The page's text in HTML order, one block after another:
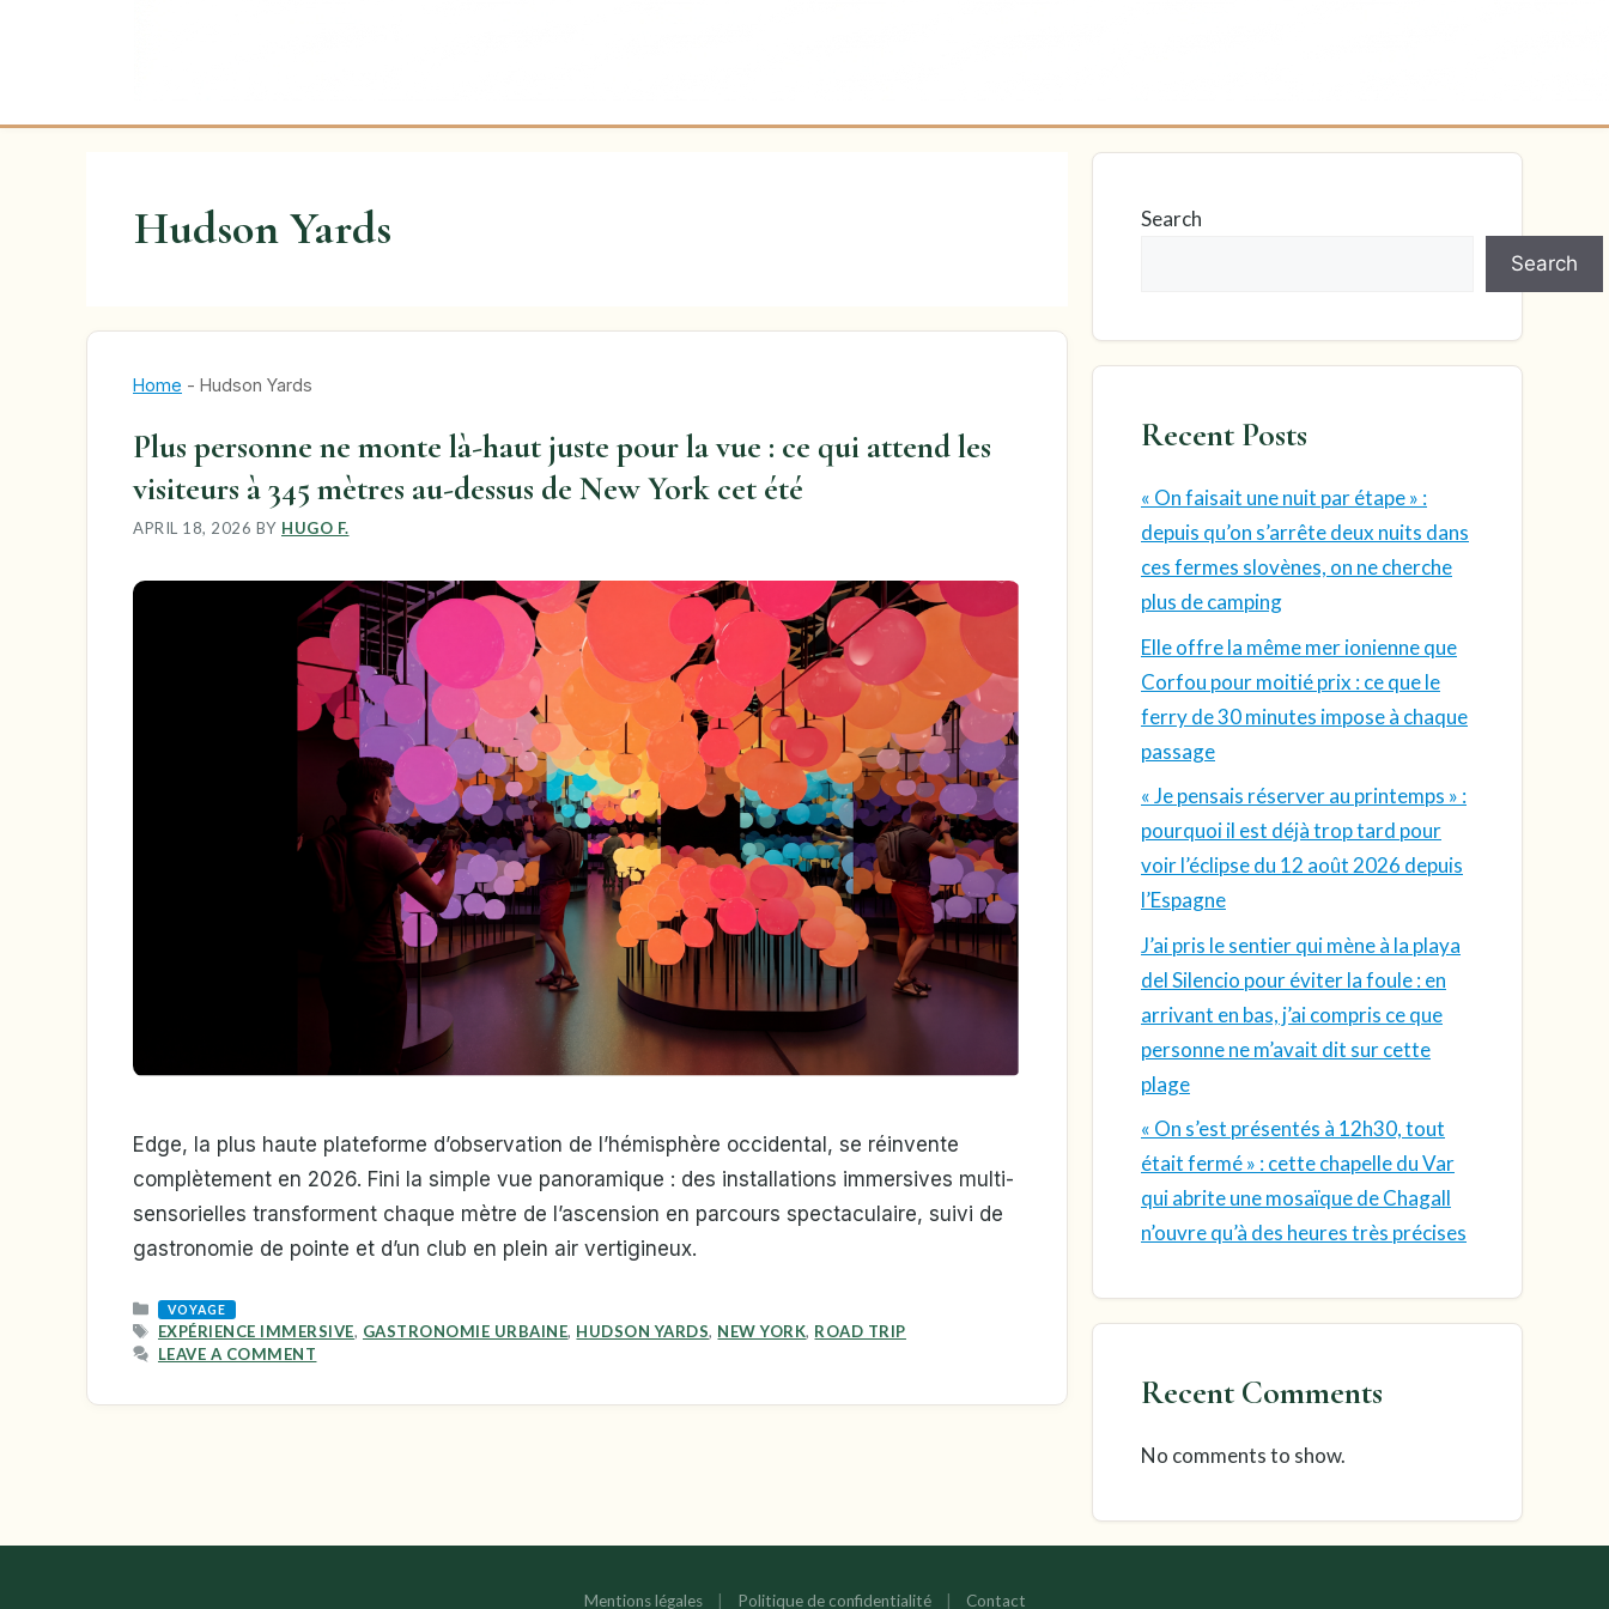
Hudson Yards
Home - Hudson Yards
Plus personne ne monte là-haut juste pour la vue : ce qui attend les
visiteurs à 345 mètres au-dessus de New York cet été
APRIL 18, 2026 BY HUGO F.
Edge, la plus haute plateforme d’observation de l’hémisphère occidental, se réinvente
complètement en 2026. Fini la simple vue panoramique : des installations immersives multi-
sensorielles transforment chaque mètre de l’ascension en parcours spectaculaire, suivi de
gastronomie de pointe et d’un club en plein air vertigineux.
CATEGORIES
VOYAGE
TAGS
EXPÉRIENCE IMMERSIVE, GASTRONOMIE URBAINE, HUDSON YARDS, NEW YORK, ROAD TRIP
LEAVE A COMMENT
Search
Search
Recent Posts
« On faisait une nuit par étape » :
depuis qu’on s’arrête deux nuits dans
ces fermes slovènes, on ne cherche
plus de camping
Elle offre la même mer ionienne que
Corfou pour moitié prix : ce que le
ferry de 30 minutes impose à chaque
passage
« Je pensais réserver au printemps » :
pourquoi il est déjà trop tard pour
voir l’éclipse du 12 août 2026 depuis
l’Espagne
J’ai pris le sentier qui mène à la playa
del Silencio pour éviter la foule : en
arrivant en bas, j’ai compris ce que
personne ne m’avait dit sur cette
plage
« On s’est présentés à 12h30, tout
était fermé » : cette chapelle du Var
qui abrite une mosaïque de Chagall
n’ouvre qu’à des heures très précises
Recent Comments
No comments to show.
Mentions légales Politique de confidentialité Contact